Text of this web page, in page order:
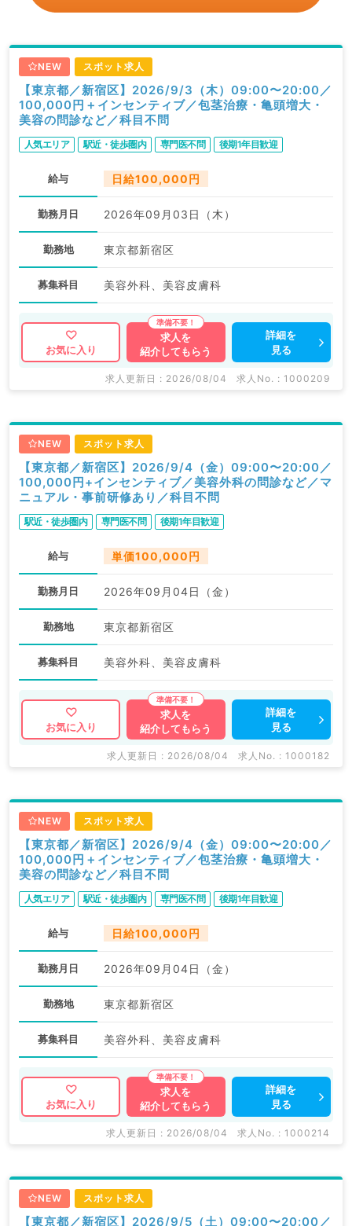
NEW スポット求人
【東京都／新宿区】2026/9/3（木）09:00〜20:00／
100,000円＋インセンティブ／包茎治療・亀頭増大・
美容の問診など／科目不問
人気エリア 駅近・徒歩圏内 専門医不問 後期1年目歓迎
給与 日給100,000円
勤務月日 2026年09月03日（木）
勤務地 東京都新宿区
募集科目 美容外科、美容皮膚科
お気に入り
求人を
紹介してもらう
詳細を
見る
求人更新日 : 2026/08/04 求人No. : 1000209
NEW スポット求人
【東京都／新宿区】2026/9/4（金）09:00〜20:00／
100,000円+インセンティブ／美容外科の問診など／マ
ニュアル・事前研修あり／科目不問
駅近・徒歩圏内 専門医不問 後期1年目歓迎
給与 単価100,000円
勤務月日 2026年09月04日（金）
勤務地 東京都新宿区
募集科目 美容外科、美容皮膚科
お気に入り
求人を
紹介してもらう
詳細を
見る
求人更新日 : 2026/08/04 求人No. : 1000182
NEW スポット求人
【東京都／新宿区】2026/9/4（金）09:00〜20:00／
100,000円＋インセンティブ／包茎治療・亀頭増大・
美容の問診など／科目不問
人気エリア 駅近・徒歩圏内 専門医不問 後期1年目歓迎
給与 日給100,000円
勤務月日 2026年09月04日（金）
勤務地 東京都新宿区
募集科目 美容外科、美容皮膚科
お気に入り
求人を
紹介してもらう
詳細を
見る
求人更新日 : 2026/08/04 求人No. : 1000214
NEW スポット求人
【東京都／新宿区】2026/9/5（土）09:00〜20:00／